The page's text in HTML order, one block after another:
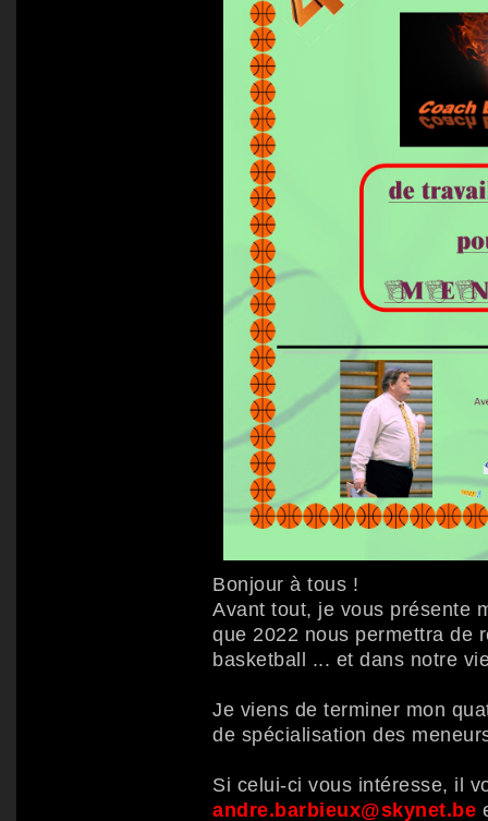
Bonjour à tous !
Avant tout, je vous présente
que 2022 nous permettra de
basketball ... et dans notre
Je viens de terminer mon
de spécialisation des
Si celui-ci vous intéresse, il
andre.barbieux@skynet.be